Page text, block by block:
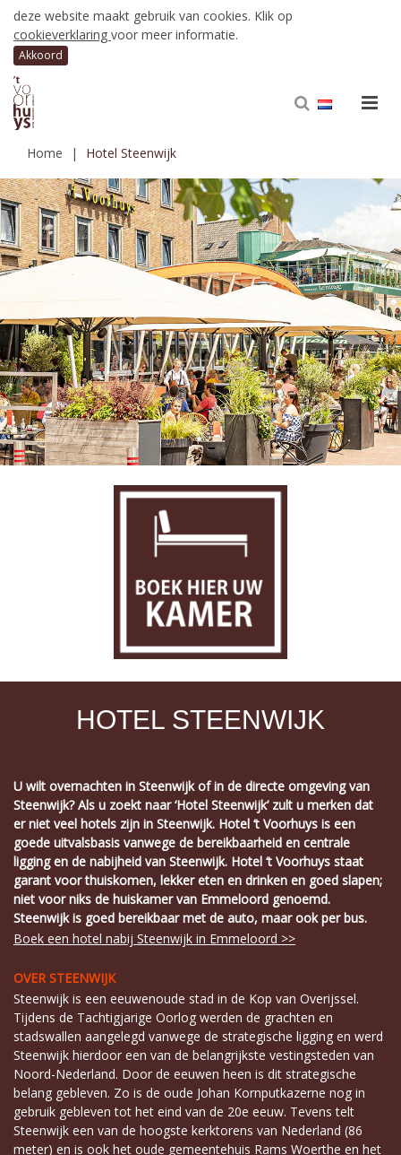
deze website maakt gebruik van cookies. Klik op
cookieverklaring voor meer informatie.
Home Hotel Steenwijk
HOTEL STEENWIJK
U wilt overnachten in Steenwijk of in de directe omgeving van
Steenwijk? Als u zoekt naar ‘Hotel Steenwijk’ zult u merken dat
er niet veel hotels zijn in Steenwijk. Hotel ‘t Voorhuys is een
goede uitvalsbasis vanwege de bereikbaarheid en centrale
ligging en de nabijheid van Steenwijk. Hotel ‘t Voorhuys staat
garant voor thuiskomen, lekker eten en drinken en goed slapen;
niet voor niks de huiskamer van Emmeloord genoemd.
Steenwijk is goed bereikbaar met de auto, maar ook per bus.
Boek een hotel nabij Steenwijk in Emmeloord >>
OVER STEENWIJK
Steenwijk is een eeuwenoude stad in de Kop van Overijssel.
Tijdens de Tachtigjarige Oorlog werden de grachten en
stadswallen aangelegd vanwege de strategische ligging en werd
Steenwijk hierdoor een van de belangrijkste vestingsteden van
Noord-Nederland. Door de eeuwen heen is dit strategische
belang gebleven. Zo is de oude Johan Kornputkazerne nog in
gebruik gebleven tot het eind van de 20e eeuw. Tevens telt
Steenwijk een van de hoogste kerktorens van Nederland (86
meter) en is ook het oude gemeentehuis Rams Woerthe en het